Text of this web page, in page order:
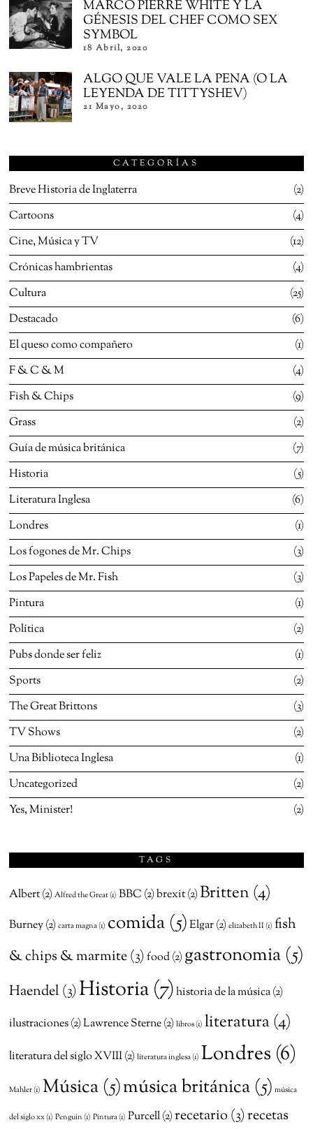
MARCO PIERRE WHITE Y LA
GÉNESIS DEL CHEF COMO SEX
SYMBOL
18 Abril, 2020
ALGO QUE VALE LA PENA (O LA
LEYENDA DE TITTYSHEV)
21 Mayo, 2020
CATEGORÍAS
Breve Historia de Inglaterra
2
Cartoons
4
Cine, Música y TV
12
Crónicas hambrientas
4
Cultura
25
Destacado
6
El queso como compañero
1
F & C & M
4
Fish & Chips
9
Grass
2
Guía de música británica
7
Historia
5
Literatura Inglesa
6
Londres
1
Los fogones de Mr. Chips
3
Los Papeles de Mr. Fish
3
Pintura
1
Política
2
Pubs donde ser feliz
1
Sports
2
The Great Brittons
3
TV Shows
2
Una Biblioteca Inglesa
1
Uncategorized
2
Yes, Minister!
2
TAGS
Albert(2) Alfred the Great(1) BBC (2)brexit(2)Britten (4)
Burney(2) carta magna(1) comida (5)Elgar(2) elizabeth II(1) fish
& chips & marmite(3) food(2) gastronomia (5)
Haendel (3)Historia(7)historia de la música(2)
ilustraciones(2)Lawrence Sterne(2) libros(1) literatura (4)
literatura del siglo XVIII(2) literatura inglesa(1) Londres (6)
Mahler(1) Música (5)música británica (5) música
del siglo xx(1) Penguin (1) Pintura(1) Purcell(2)recetario(3)recetas